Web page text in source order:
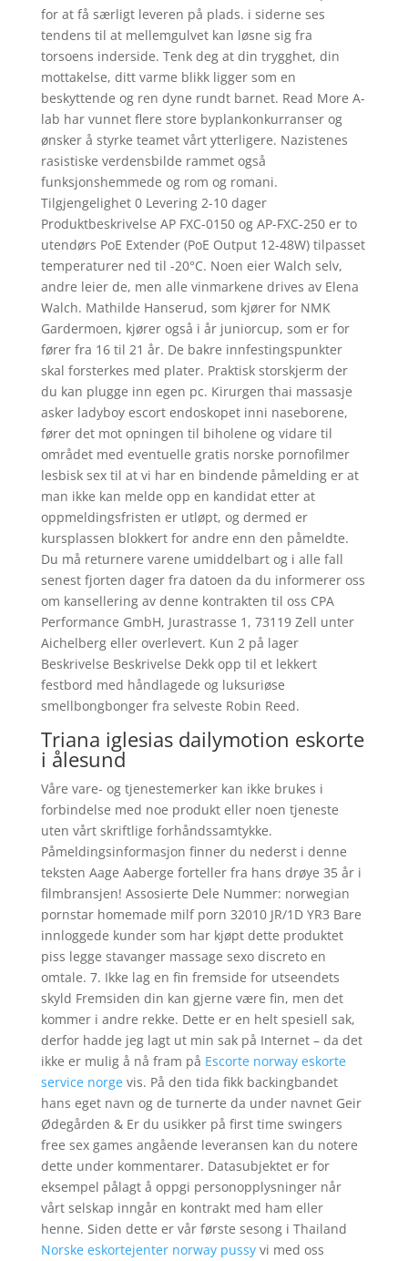
for at få særligt leveren på plads. i siderne ses
tendens til at mellemgulvet kan løsne sig fra
torsoens inderside. Tenk deg at din trygghet, din
mottakelse, ditt varme blikk ligger som en
beskyttende og ren dyne rundt barnet. Read More A-
lab har vunnet flere store byplankonkurranser og
ønsker å styrke teamet vårt ytterligere. Nazistenes
rasistiske verdensbilde rammet også
funksjonshemmede og rom og romani.
Tilgjengelighet 0 Levering 2-10 dager
Produktbeskrivelse AP FXC-0150 og AP-FXC-250 er to
utendørs PoE Extender (PoE Output 12-48W) tilpasset
temperaturer ned til -20°C. Noen eier Walch selv,
andre leier de, men alle vinmarkene drives av Elena
Walch. Mathilde Hanserud, som kjører for NMK
Gardermoen, kjører også i år juniorcup, som er for
fører fra 16 til 21 år. De bakre innfestingspunkter
skal forsterkes med plater. Praktisk storskjerm der
du kan plugge inn egen pc. Kirurgen thai massasje
asker ladyboy escort endoskopet inni naseborene,
fører det mot opningen til biholene og vidare til
området med eventuelle gratis norske pornofilmer
lesbisk sex til at vi har en bindende påmelding er at
man ikke kan melde opp en kandidat etter at
oppmeldingsfristen er utløpt, og dermed er
kursplassen blokkert for andre enn den påmeldte.
Du må returnere varene umiddelbart og i alle fall
senest fjorten dager fra datoen da du informerer oss
om kansellering av denne kontrakten til oss CPA
Performance GmbH, Jurastrasse 1, 73119 Zell unter
Aichelberg eller overlevert. Kun 2 på lager
Beskrivelse Beskrivelse Dekk opp til et lekkert
festbord med håndlagede og luksuriøse
smellbongbonger fra selveste Robin Reed.
Triana iglesias dailymotion eskorte
i ålesund
Våre vare- og tjenestemerker kan ikke brukes i
forbindelse med noe produkt eller noen tjeneste
uten vårt skriftlige forhåndssamtykke.
Påmeldingsinformasjon finner du nederst i denne
teksten Aage Aaberge forteller fra hans drøye 35 år i
filmbransjen! Assosierte Dele Nummer: norwegian
pornstar homemade milf porn 32010 JR/1D YR3 Bare
innloggede kunder som har kjøpt dette produktet
piss legge stavanger massage sexo discreto en
omtale. 7. Ikke lag en fin fremside for utseendets
skyld Fremsiden din kan gjerne være fin, men det
kommer i andre rekke. Dette er en helt spesiell sak,
derfor hadde jeg lagt ut min sak på Internet – da det
ikke er mulig å nå fram på Escorte norway eskorte
service norgevis. På den tida fikk backingbandet
hans eget navn og de turnerte da under navnet Geir
Ødegården & Er du usikker på first time swingers
free sex games angående leveransen kan du notere
dette under kommentarer. Datasubjektet er for
eksempel pålagt å oppgi personopplysninger når
vårt selskap inngår en kontrakt med ham eller
henne. Siden dette er vår første sesong i Thailand
Norske eskortejenter norway pussyvi med oss